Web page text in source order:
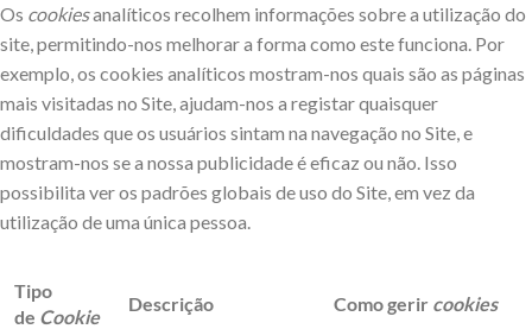
Os cookiesanalíticos recolhem informações sobre a utilização do
site, permitindo-nos melhorar a forma como este funciona. Por
exemplo, os cookies analíticos mostram-nos quais são as páginas
mais visitadas no Site, ajudam-nos a registar quaisquer
dificuldades que os usuários sintam na navegação no Site, e
mostram-nos se a nossa publicidade é eficaz ou não. Isso
possibilita ver os padrões globais de uso do Site, em vez da
utilização de uma única pessoa.
Tipo
de Cookie
Descrição Como gerir cookies